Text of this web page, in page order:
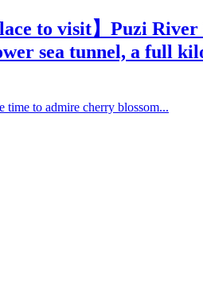
to visit】Puzi
sea tunnel, a full
time to admire cherry blossom...